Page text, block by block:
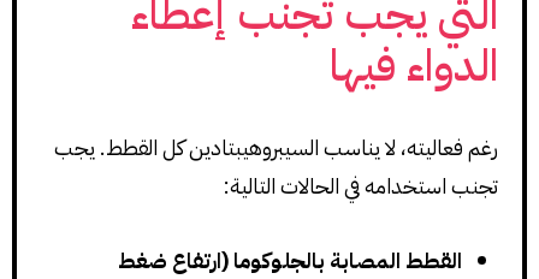
التي يجب تجنب إعطاء
الدواء فيها
رغم فعاليته، لا يناسب السيبروهيبتادين كل القطط. يجب
تجنب استخدامه في الحالات التالية:
القطط المصابة بالجلوكوما (ارتفاع ضغط